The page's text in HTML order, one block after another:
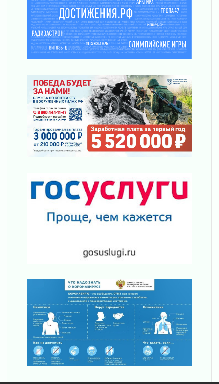
Часть медиков в Ленобласти сможет
рассчитывать на доплату от региона
03 августа 2026
За сутки в Ленинградской области
ликвидировали 10 пожаров
03 августа 2026
просится
03 августа 2026
Строительные компании Ленобласти
подняли зарплаты почти на 40% за год
03 августа 2026
Шесть новых жизней в честь дня рождения
Ленинградской области
03 августа 2026
Ленобласть отмечает День Воздушно-
десантных войск
02 августа 2026
«Активное лето»
Ленобласть отметила заслуги жителей перед
регионом и страной
Ладога — не пруд
ПСК через Гослуслуги напомнит жителям
Ленинградской области о неоплаченных
счетах
02 августа 2026
Пропавшего подростка нашли в Кировском
районе Ленобласти